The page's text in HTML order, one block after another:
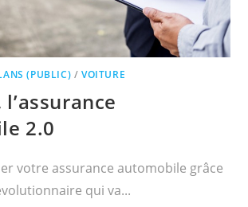
(PUBLIC) /VOITURE
2.0
votre assurance automobile grâce
qui va...